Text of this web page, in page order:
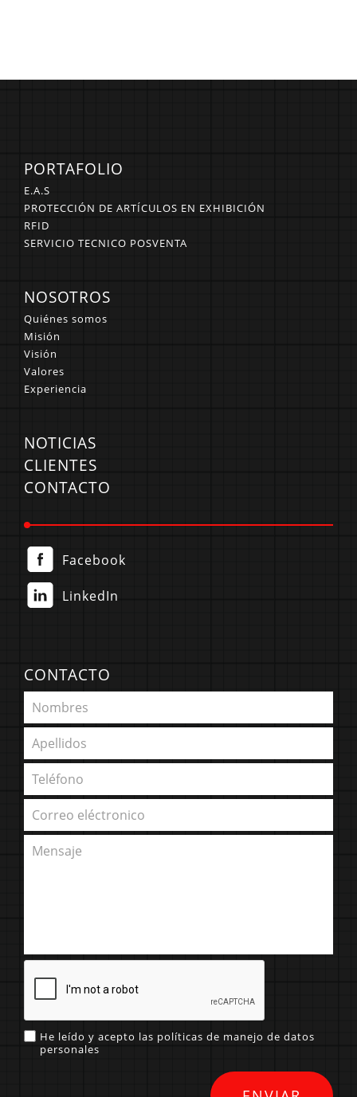
PORTAFOLIO
E.A.S
PROTECCIÓN DE ARTÍCULOS EN EXHIBICIÓN
RFID
SERVICIO TECNICO POSVENTA
NOSOTROS
Quiénes somos
Misión
Visión
Valores
Experiencia
NOTICIAS
CLIENTES
CONTACTO
Facebook
LinkedIn
CONTACTO
He leído y acepto las políticas de manejo de datos
personales